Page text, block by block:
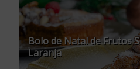
Bolo de Natal de Frutos
Laranja